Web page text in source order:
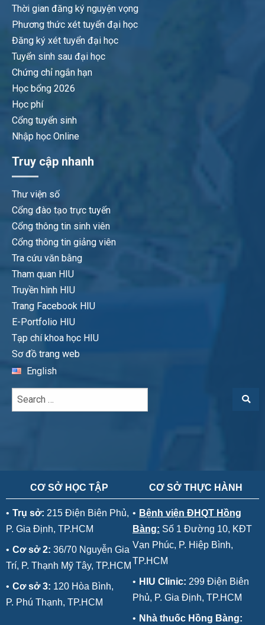
Thời gian đăng ký nguyện vọng
Phương thức xét tuyển đại học
Đăng ký xét tuyển đại học
Tuyển sinh sau đại học
Chứng chỉ ngắn hạn
Học bổng 2026
Học phí
Cổng tuyển sinh
Nhập học Online
Truy cập nhanh
Thư viện số
Cổng đào tạo trực tuyến
Cổng thông tin sinh viên
Cổng thông tin giảng viên
Tra cứu văn bằng
Tham quan HIU
Truyền hình HIU
Trang Facebook HIU
E-Portfolio HIU
Tạp chí khoa học HIU
Sơ đồ trang web
English
CƠ SỞ HỌC TẬP
• Trụ sở: 215 Điện Biên Phủ,
P. Gia Định, TP.HCM
• Cơ sở 2: 36/70 Nguyễn Gia
Trí, P. Thạnh Mỹ Tây, TP.HCM
• Cơ sở 3: 120 Hòa Bình,
P. Phú Thạnh, TP.HCM
CƠ SỞ THỰC HÀNH
• Bệnh viện ĐHQT Hồng
Bàng: Số 1 Đường 10, KĐT
Vạn Phúc, P. Hiệp Bình,
TP.HCM
• HIU Clinic: 299 Điện Biên
Phủ, P. Gia Định, TP.HCM
• Nhà thuốc Hồng Bàng: